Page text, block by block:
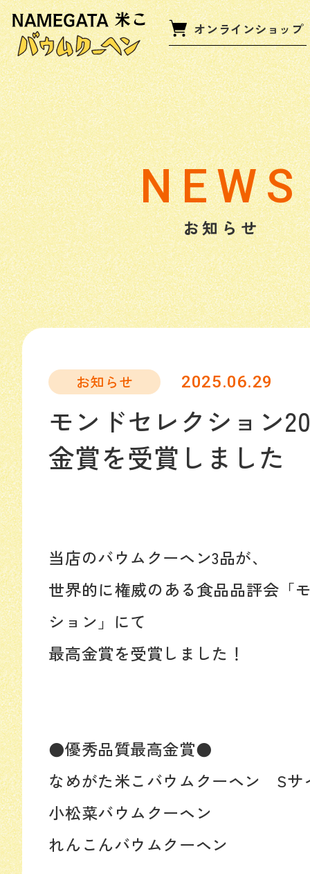
オンラインショップ
NEWS
お知らせ
お知らせ 2025.06.29
モンドセレクション
金賞を受賞しました
当店のバウムクーヘン3品が、
世界的に権威のある食品品評会「
ション」にて
最高金賞を受賞しました！
●優秀品質最高金賞●
なめがた米こバウムクーヘン Sサ
小松菜バウムクーヘン
れんこんバウムクーヘン